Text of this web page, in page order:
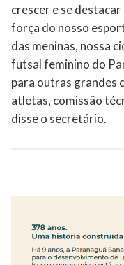
crescer e se
força do nosso
das meninas, nossa
futsal feminino do
para outras grandes
atletas, comissão
disse o secretário.